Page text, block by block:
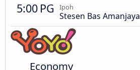
5:00 PG Ipoh
Stesen Bas Amanjaya
Economy